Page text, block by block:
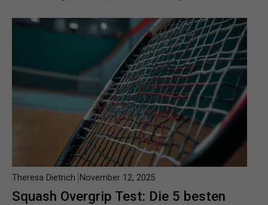
Squash Overgrip Test: Die 5 besten
Theresa Dietrich November 12, 2025